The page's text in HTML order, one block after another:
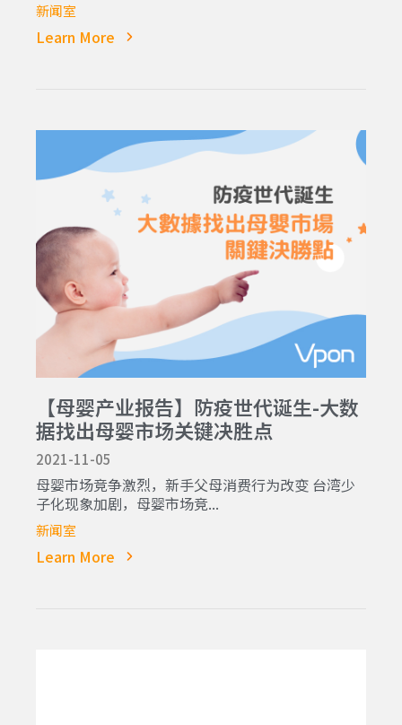
新闻室
Learn More
【母婴产业报告】防疫世代诞生-大数
据找出母婴市场关键决胜点
2021-11-05
母婴市场竞争激烈，新手父母消费行为改变 台湾少
子化现象加剧，母婴市场竞...
新闻室
Learn More